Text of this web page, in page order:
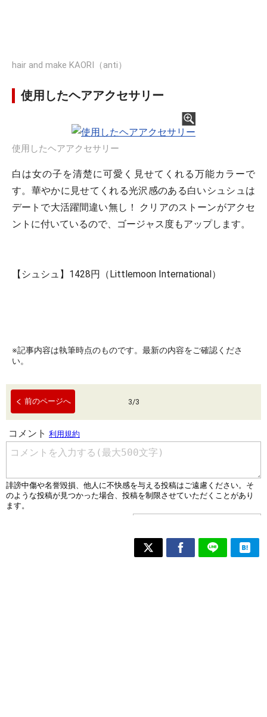
hair and make KAORI（anti）
使用したヘアアクセサリー
使用したヘアアクセサリー
白は女の子を清楚に可愛く見せてくれる万能カラーで
す。華やかに見せてくれる光沢感のある白いシュシュは
デートで大活躍間違い無し！ クリアのストーンがアクセ
ントに付いているので、ゴージャス度もアップします。
【シュシュ】1428円（Littlemoon International）
※記事内容は執筆時点のものです。最新の内容をご確認くださ
い。
前のページへ 3/3